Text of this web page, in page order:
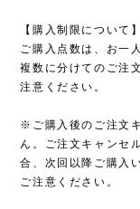
【購入制限について】
ご購入点数は、お一
複数に分けてのご注
注意ください。
※ご購入後のご注文
ん。ご注文キャンセ
合、次回以降ご購入
ご注意ください。